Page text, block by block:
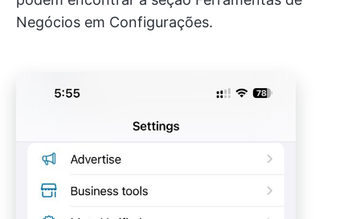
Negócios em Configurações.